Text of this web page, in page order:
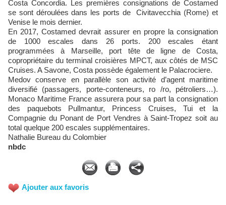
Costa Concordia. Les premières consignations de Costamed
se sont déroulées dans les ports de Civitavecchia (Rome) et
Venise le mois dernier.
En 2017, Costamed devrait assurer en propre la consignation
de 1000 escales dans 26 ports. 200 escales étant
programmées à Marseille, port tête de ligne de Costa,
copropriétaire du terminal croisières MPCT, aux côtés de MSC
Cruises. A Savone, Costa possède également le Palacrociere.
Medov conserve en parallèle son activité d’agent maritime
diversifié (passagers, porte-conteneurs, ro /ro, pétroliers…).
Monaco Maritime France assurera pour sa part la consignation
des paquebots Pullmantur, Princess Cruises, Tui et la
Compagnie du Ponant de Port Vendres à Saint-Tropez soit au
total quelque 200 escales supplémentaires.
Nathalie Bureau du Colombier
nbdc
Ajouter aux favoris